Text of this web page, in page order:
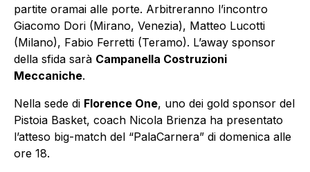
partite oramai alle porte. Arbitreranno l’incontro
Giacomo Dori (Mirano, Venezia), Matteo Lucotti
(Milano), Fabio Ferretti (Teramo). L’away sponsor
della sfida sarà Campanella Costruzioni
Meccaniche.
Nella sede di Florence One, uno dei gold sponsor del
Pistoia Basket, coach Nicola Brienza ha presentato
l’atteso big-match del “PalaCarnera” di domenica alle
ore 18.